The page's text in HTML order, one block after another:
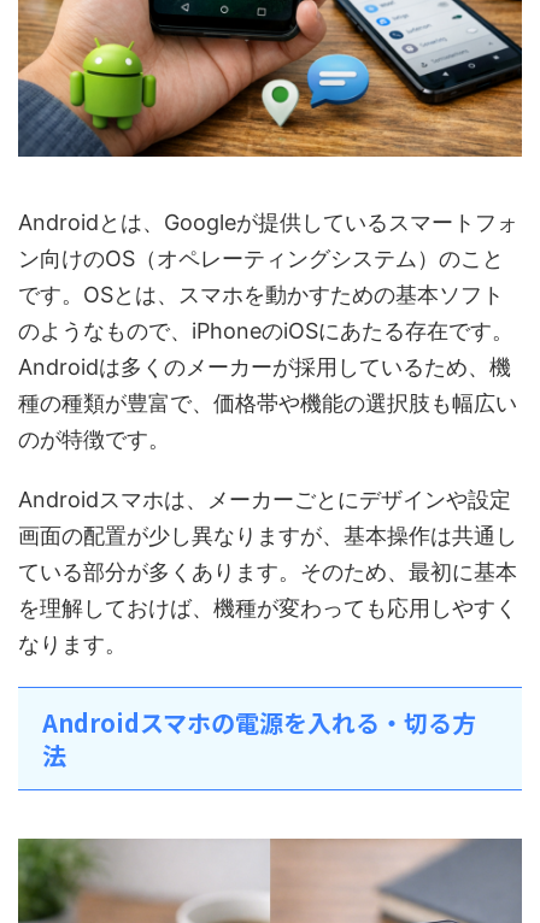
Androidとは、Googleが提供しているスマートフォ
ン向けのOS（オペレーティングシステム）のこと
です。OSとは、スマホを動かすための基本ソフト
のようなもので、iPhoneのiOSにあたる存在です。
Androidは多くのメーカーが採用しているため、機
種の種類が豊富で、価格帯や機能の選択肢も幅広い
のが特徴です。
Androidスマホは、メーカーごとにデザインや設定
画面の配置が少し異なりますが、基本操作は共通し
ている部分が多くあります。そのため、最初に基本
を理解しておけば、機種が変わっても応用しやすく
なります。
Androidスマホの電源を入れる・切る方
法